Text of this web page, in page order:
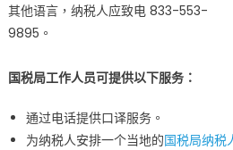
其他语言，纳税人应致电 833-553-
9895。
国税局工作人员可提供以下服务：
通过电话提供口译服务。
为纳税人安排一个当地的国税局纳税